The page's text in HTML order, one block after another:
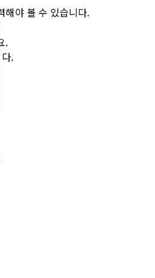
해야 볼 수 있습니다.
.
.